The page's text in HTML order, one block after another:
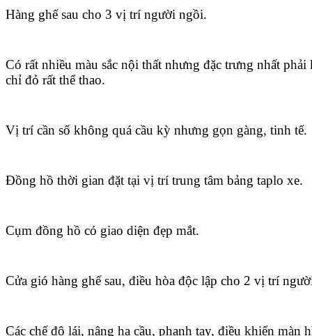
Hàng ghế sau cho 3 vị trí người ngồi.
Có rất nhiều màu sắc nội thất nhưng đặc trưng nhất phải
chỉ đỏ rất thể thao.
Vị trí cần số không quá cầu kỳ nhưng gọn gàng, tinh tế.
Đồng hồ thời gian đặt tại vị trí trung tâm bảng taplo xe.
Cụm đồng hồ có giao diện đẹp mắt.
Cửa gió hàng ghế sau, điều hòa độc lập cho 2 vị trí
Các chế độ lái, nâng hạ cầu, phanh tay, điều khiển màn